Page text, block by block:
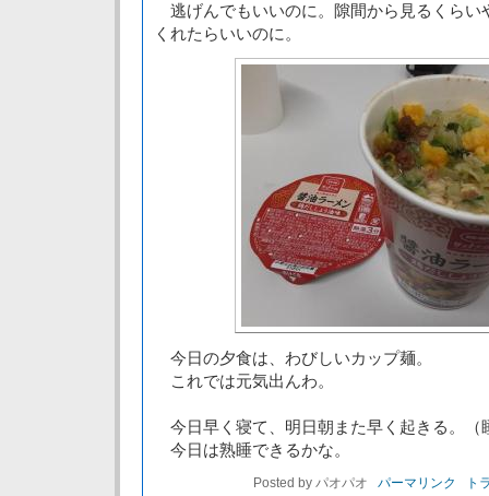
逃げんでもいいのに。隙間から見るくらい
くれたらいいのに。
今日の夕食は、わびしいカップ麺。
これでは元気出んわ。
今日早く寝て、明日朝また早く起きる。（
今日は熟睡できるかな。
Posted by パオパオ パーマリンク ト